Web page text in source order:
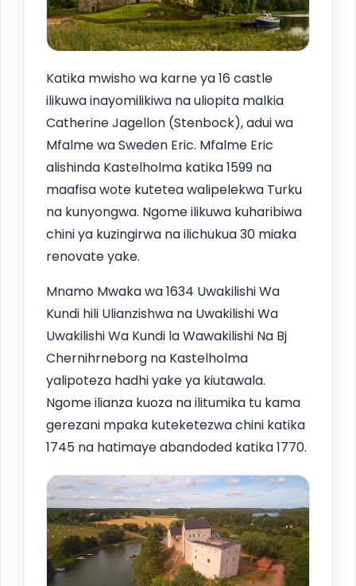
Katika mwisho wa karne ya 16 castle
ilikuwa inayomilikiwa na uliopita malkia
Catherine Jagellon (Stenbock), adui wa
Mfalme wa Sweden Eric. Mfalme Eric
alishinda Kastelholma katika 1599 na
maafisa wote kutetea walipelekwa Turku
na kunyongwa. Ngome ilikuwa kuharibiwa
chini ya kuzingirwa na ilichukua 30 miaka
renovate yake.
Mnamo Mwaka wa 1634 Uwakilishi Wa
Kundi hili Ulianzishwa na Uwakilishi Wa
Uwakilishi Wa Kundi la Wawakilishi Na Bj
Chernihrneborg na Kastelholma
yalipoteza hadhi yake ya kiutawala.
Ngome ilianza kuoza na ilitumika tu kama
gerezani mpaka kuteketezwa chini katika
1745 na hatimaye abandoded katika 1770.